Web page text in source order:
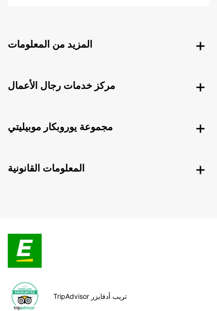
المزيد من المعلومات
مركز خدمات رجال الأعمال
مجموعة يوروبكار موبيليتي
المعلومات القانونية
TripAdvisor تريب أدفايزر